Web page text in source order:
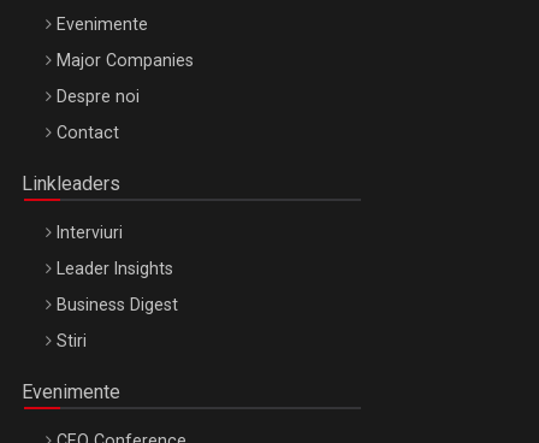
Be Inspired. Make it Happen!, ARTEMIS LETO, ORADEA, 8
Octombrie
Evenimente
Major Companies
Despre noi
Contact
Linkleaders
Interviuri
Leader Insights
Business Digest
Stiri
Evenimente